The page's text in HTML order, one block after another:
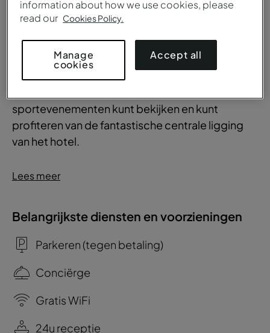
digitale diensten. Extra doses energie en een
gevoel van welzijn zijn essentieel voor iedereen in
New York.
Het Pestana CR7 Times Square is een plaats van
sportevenementen kunt bekijken en kunt
profiteren van de fantastische centrale ligging
van het hotel.
Lees meer
Belangrijkste diensten en voorzieningen
Parkeren (tegen betaling)
Conciërge
Gratis WiFi
24u receptie
information about how we use cookies, please
read our Cookies Policy.
Manage
cookies
Accept all